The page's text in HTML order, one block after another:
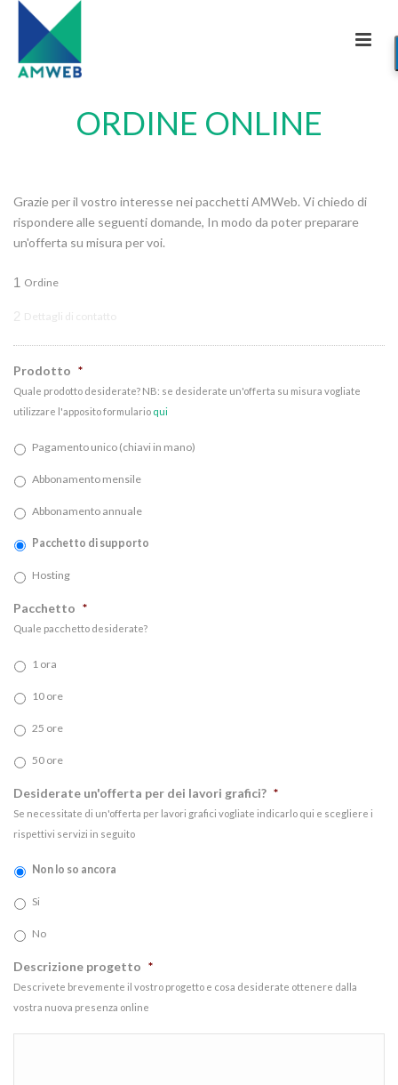
ORDINE ONLINE
Grazie per il vostro interesse nei pacchetti AMWeb. Vi chiedo di
rispondere alle seguenti domande, In modo da poter preparare
un'offerta su misura per voi.
1 Ordine
2 Dettagli di contatto
Prodotto *
Quale prodotto desiderate? NB: se desiderate un'offerta su misura vogliate
utilizzare l'apposito formulario qui
Pagamento unico (chiavi in mano)
Abbonamento mensile
Abbonamento annuale
Pacchetto di supporto
Hosting
Pacchetto *
Quale pacchetto desiderate?
1 ora
10 ore
25 ore
50 ore
Desiderate un'offerta per dei lavori grafici? *
Se necessitate di un'offerta per lavori grafici vogliate indicarlo qui e scegliere i
rispettivi servizi in seguito
Non lo so ancora
Si
No
Descrizione progetto *
Descrivete brevemente il vostro progetto e cosa desiderate ottenere dalla
vostra nuova presenza online